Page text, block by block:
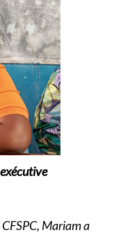
Mariam a